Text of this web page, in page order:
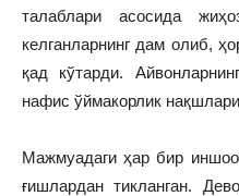
талаблари асосида
келганларнинг дам олиб,
қад кўтарди.
нафис ўймакорлик
Мажмуадаги ҳар бир
ғишлардан тикланган.